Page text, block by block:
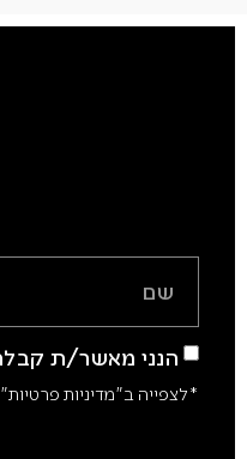
הנני מאשר/ת
*לצפייה ב"מדיניות